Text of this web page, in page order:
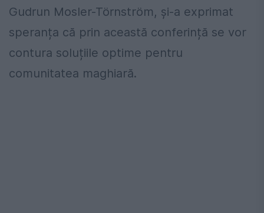
Gudrun Mosler-Törnström, și-a exprimat
speranța că prin această conferință se vor
contura soluțiile optime pentru
comunitatea maghiară.